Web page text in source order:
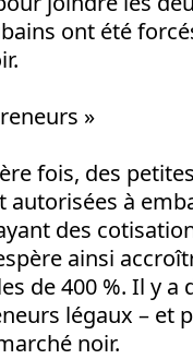
ont été
»
fois, des
autorisées à
des
ainsi
de 400 %. Il y a
légaux – et
noir.